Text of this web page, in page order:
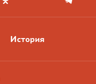
История